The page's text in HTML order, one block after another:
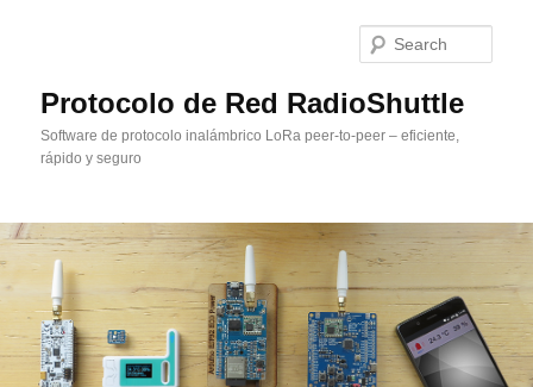
Protocolo de Red RadioShuttle
Software de protocolo inalámbrico LoRa peer-to-peer – eficiente,
rápido y seguro